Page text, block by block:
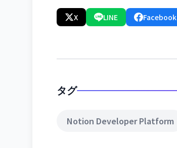
X LINE Facebook
タグ
Notion Developer Platform